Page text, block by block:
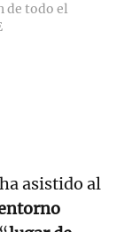
de todo el
asistido al